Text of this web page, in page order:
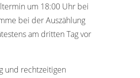
um 18:00 Uhr bei
bei der Auszählung
am dritten Tag vor
und rechtzeitigen